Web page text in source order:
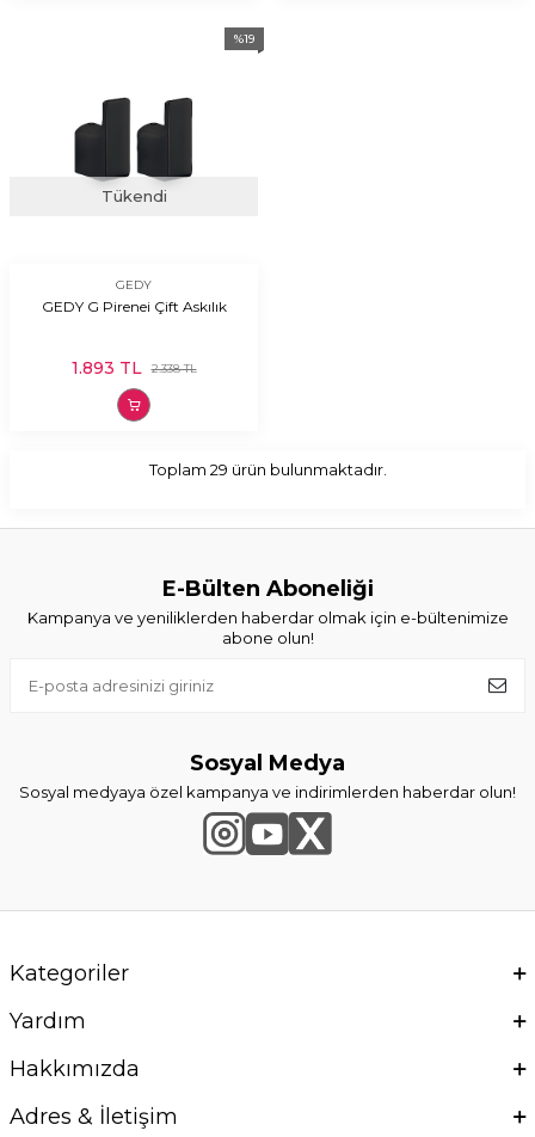
Tükendi
%19
GEDY
GEDY G Pirenei Çift Askılık
2.338TL
1.893 TL
Toplam 29 ürün bulunmaktadır.
E-Bülten Aboneliği
Kampanya ve yeniliklerden haberdar olmak için e-bültenimize
abone olun!
Sosyal Medya
Sosyal medyaya özel kampanya ve indirimlerden haberdar olun!
Kategoriler
Yardım
Hakkımızda
Adres & İletişim